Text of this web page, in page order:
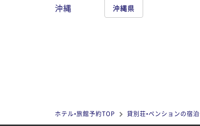
沖縄 沖縄県
ホテル•旅館予約TOP 貸別荘•ペンションの宿